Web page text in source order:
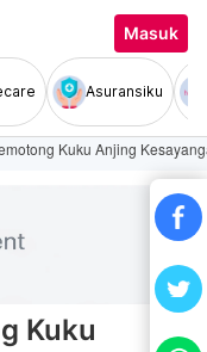
Masuk
Asuransiku
Kuku Anjing
Kuku